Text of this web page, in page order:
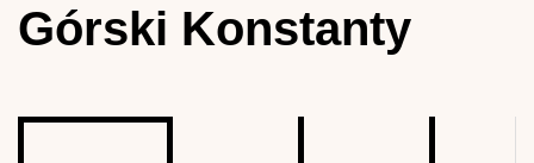
Górski Konstanty